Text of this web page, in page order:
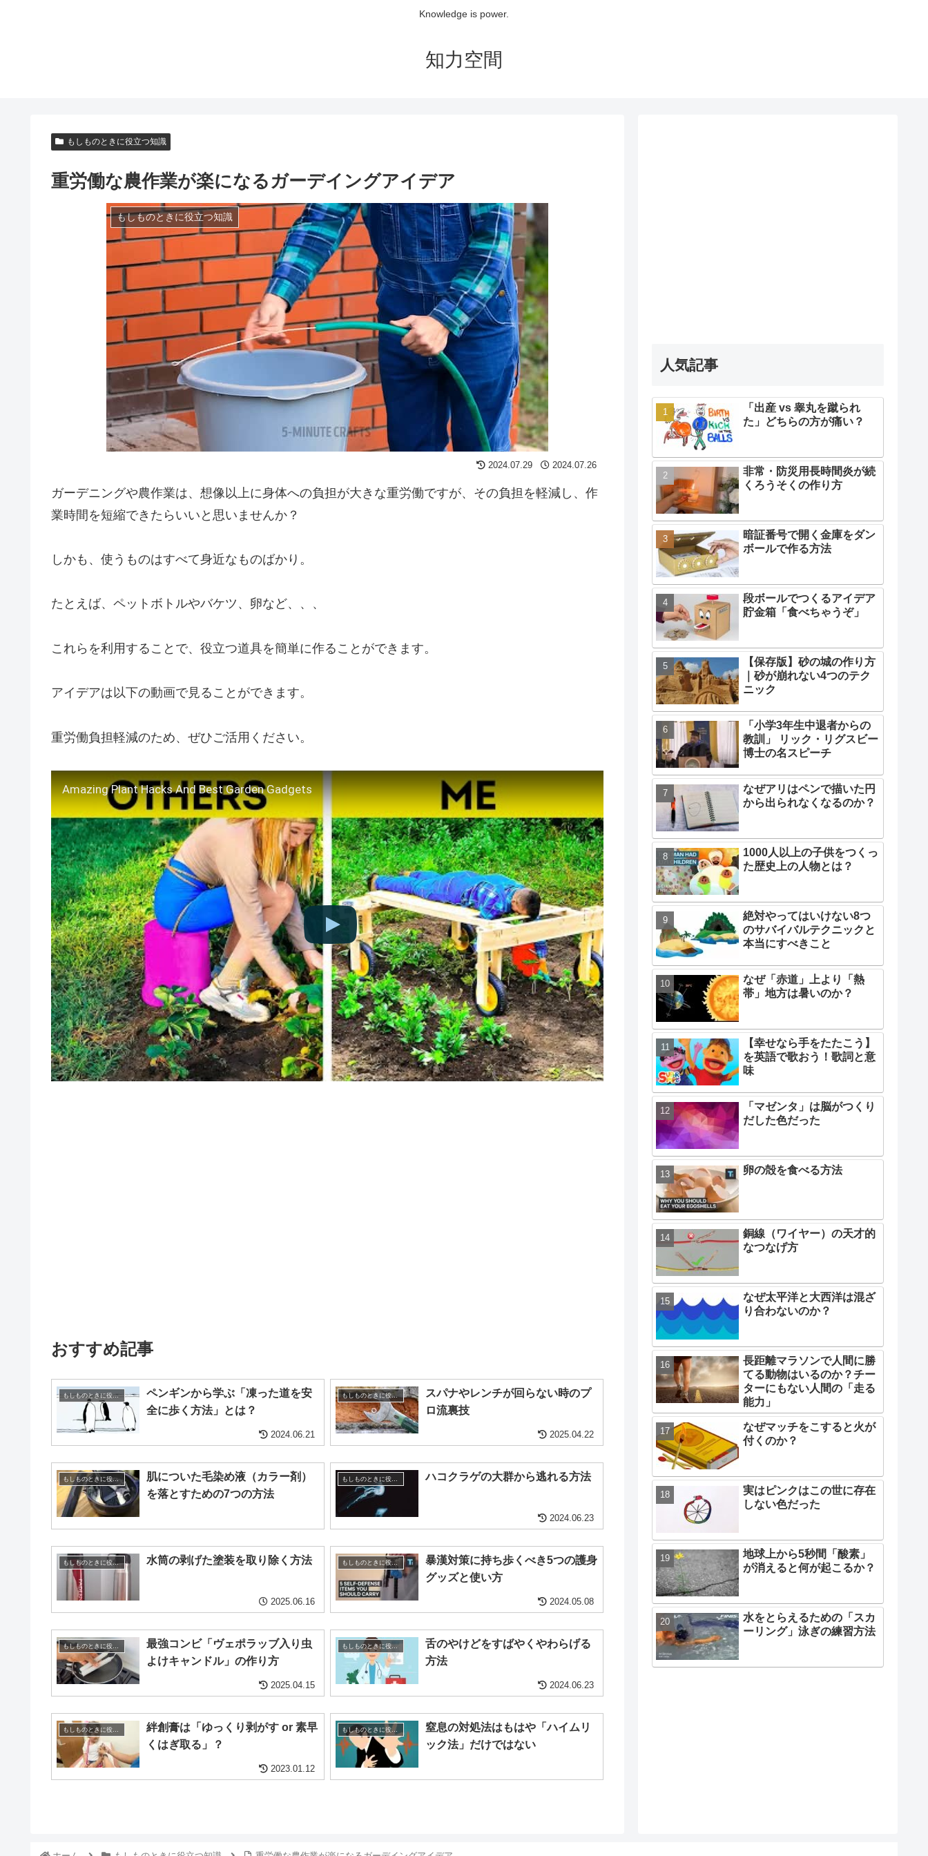
Knowledge is power.
知力空間
もしものときに役立つ知識
重労働な農作業が楽になるガーデイングアイデア
もしものときに役立つ知識
2024.07.29 2024.07.26
ガーデニングや農作業は、想像以上に身体への負担が大きな重労働ですが、その負担を軽減し、作
業時間を短縮できたらいいと思いませんか？
しかも、使うものはすべて身近なものばかり。
たとえば、ペットボトルやバケツ、卵など、、、
これらを利用することで、役立つ道具を簡単に作ることができます。
アイデアは以下の動画で見ることができます。
重労働負担軽減のため、ぜひご活用ください。
Amazing Plant Hacks And Best Garden Gadgets
おすすめ記事
もしものときに役立つ知識
ペンギンから学ぶ「凍った道を安
全に歩く方法」とは？
2024.06.21
もしものときに役立つ知識
スパナやレンチが回らない時のプ
ロ流裏技
2025.04.22
もしものときに役立つ知識
肌についた毛染め液（カラー剤）
を落とすための7つの方法
もしものときに役立つ知識 ハコクラゲの大群から逃れる方法
2024.06.23
もしものときに役立つ知識 水筒の剥げた塗装を取り除く方法
2025.06.16
もしものときに役立つ知識
暴漢対策に持ち歩くべき5つの護身
グッズと使い方
2024.05.08
もしものときに役立つ知識
最強コンビ「ヴェポラッブ入り虫
よけキャンドル」の作り方
2025.04.15
もしものときに役立つ知識
舌のやけどをすばやくやわらげる
方法
2024.06.23
もしものときに役立つ知識
絆創膏は「ゆっくり剥がす or 素早
くはぎ取る」？
2023.01.12
もしものときに役立つ知識
窒息の対処法はもはや「ハイムリ
ック法」だけではない
人気記事
「出産 vs 睾丸を蹴られ
た」どちらの方が痛い？
非常・防災用長時間炎が続
くろうそくの作り方
暗証番号で開く金庫をダン
ボールで作る方法
段ボールでつくるアイデア
貯金箱「食べちゃうぞ」
【保存版】砂の城の作り方
｜砂が崩れない4つのテク
ニック
「小学3年生中退者からの
教訓」 リック・リグスビー
博士の名スピーチ
なぜアリはペンで描いた円
から出られなくなるのか？
1000人以上の子供をつくっ
た歴史上の人物とは？
絶対やってはいけない8つ
のサバイバルテクニックと
本当にすべきこと
なぜ「赤道」上より「熱
帯」地方は暑いのか？
【幸せなら手をたたこう】
を英語で歌おう！歌詞と意
味
「マゼンタ」は脳がつくり
だした色だった
卵の殻を食べる方法
銅線（ワイヤー）の天才的
なつなげ方
なぜ太平洋と大西洋は混ざ
り合わないのか？
長距離マラソンで人間に勝
てる動物はいるのか？チー
ターにもない人間の「走る
能力」
なぜマッチをこすると火が
付くのか？
実はピンクはこの世に存在
しない色だった
地球上から5秒間「酸素」
が消えると何が起こるか？
水をとらえるための「スカ
ーリング」泳ぎの練習方法